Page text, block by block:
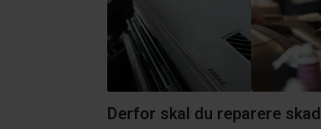
Derfor skal du reparere